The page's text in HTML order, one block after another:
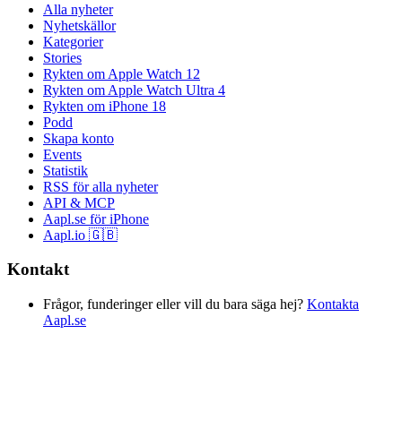
Alla nyheter
Nyhetskällor
Kategorier
Stories
Rykten om Apple Watch 12
Rykten om Apple Watch Ultra 4
Rykten om iPhone 18
Podd
Skapa konto
Events
Statistik
RSS för alla nyheter
API & MCP
Aapl.se för iPhone
Aapl.io 🇬🇧
Kontakt
Frågor, funderinger eller vill du bara säga hej? Kontakta
Aapl.se